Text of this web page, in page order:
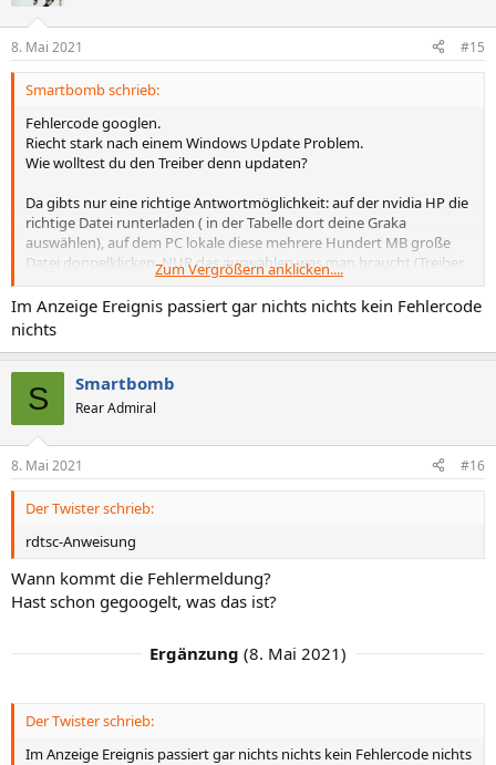
8. Mai 2021 #15
Smartbomb schrieb:
Fehlercode googlen.
Riecht stark nach einem Windows Update Problem.
Wie wolltest du den Treiber denn updaten?
Da gibts nur eine richtige Antwortmöglichkeit: auf der nvidia HP die
richtige Datei runterladen ( in der Tabelle dort deine Graka
auswählen), auf dem PC lokale diese mehrere Hundert MB große
Datei doppelklicken, NUR das auswählen was man braucht (Treiber,
PhysX Software, evtl noch denn hdmi audiotreiber),
benutzerdefinierte Installation, so wie IMMER halt, denn nur so
kann man den ganzen Dreck abwählen bei den installern.
Ist von dem Müll bereits was drauf, 3D Vision, GF Experiance etc —>
Bei der Treiberinstallation den Haken nicht vergessen bei
"Neuinstallation".
wenn er neustarten will: zulassen.
Also den neuen Treiber nicht über gf experiance, cloud, Windows
oder nen anderen Dienst installieren lassen, sondern ganz
Da passt immer alles und kann nix passieren.
Welcher Treiber ist denn bei dir drauf?
Gibts im Taskmanager noch gelbe Fragezeichen?
Was ist nun mit der Ereignisanzeige?
Zum Vergrößern anklicken....
Im Anzeige Ereignis passiert gar nichts nichts kein Fehlercode
nichts
S Smartbomb
Rear Admiral
8. Mai 2021 #16
Der Twister schrieb:
rdtsc-Anweisung
Wann kommt die Fehlermeldung?
Hast schon gegoogelt, was das ist?
Ergänzung (8. Mai 2021)
Der Twister schrieb:
Im Anzeige Ereignis passiert gar nichts nichts kein Fehlercode nichts